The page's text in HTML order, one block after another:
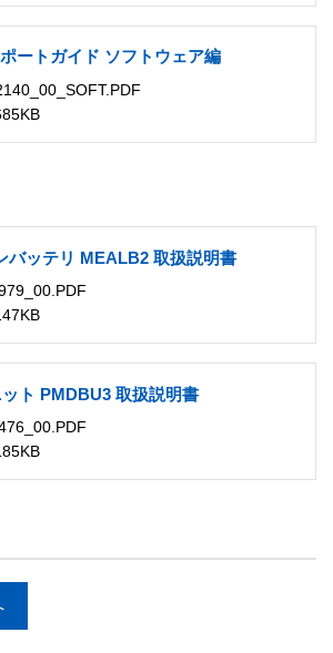
ートガイド ソフトウェア編
バッテリ MEALB2 取扱説明書
ト PMDBU3 取扱説明書